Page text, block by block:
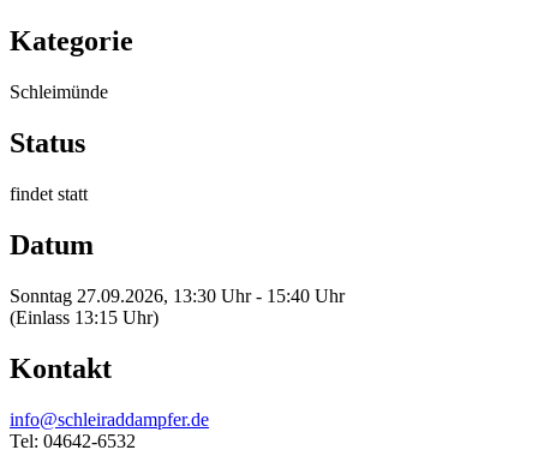
Kategorie
Schleimünde
Status
findet statt
Datum
Sonntag 27.09.2026, 13:30 Uhr - 15:40 Uhr
(Einlass 13:15 Uhr)
Kontakt
info@schleiraddampfer.de
Tel: 04642-6532